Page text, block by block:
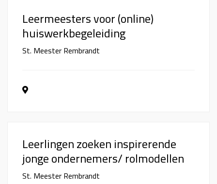
Leermeesters voor (online)
huiswerkbegeleiding
St. Meester Rembrandt
Leerlingen zoeken inspirerende
jonge ondernemers/ rolmodellen
St. Meester Rembrandt